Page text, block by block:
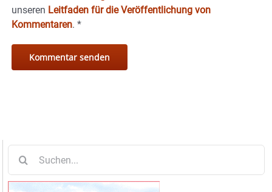
unseren Leitfaden für die Veröffentlichung von
Kommentaren. *
nach: